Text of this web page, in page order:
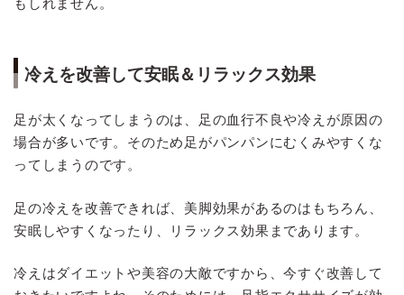
冷えを改善して安眠＆リラックス効果
足が太くなってしまうのは、足の血行不良や冷えが原因の
場合が多いです。そのため足がパンパンにむくみやすくな
ってしまうのです。
足の冷えを改善できれば、美脚効果があるのはもちろん、
安眠しやすくなったり、リラックス効果まであります。
冷えはダイエットや美容の大敵ですから、今すぐ改善して